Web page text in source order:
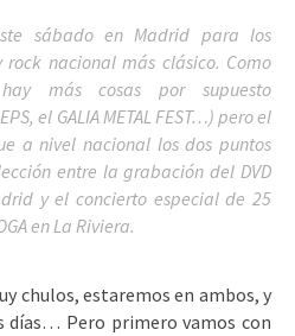
sábado en Madrid para los
nacional más clásico. Como
más cosas por supuesto
el GALIA METAL FEST…) pero el
a nivel nacional los dos puntos
entre la grabación del DVD
y el concierto especial de 25
en La Riviera.
chulos, estaremos en ambos, y
días… Pero primero vamos con